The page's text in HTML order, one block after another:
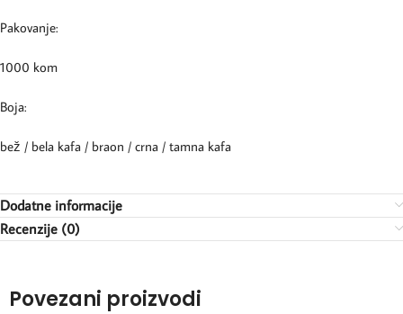
Pakovanje:
1000 kom
Boja:
bež / bela kafa / braon / crna / tamna kafa
Dodatne informacije
Recenzije (0)
Povezani proizvodi